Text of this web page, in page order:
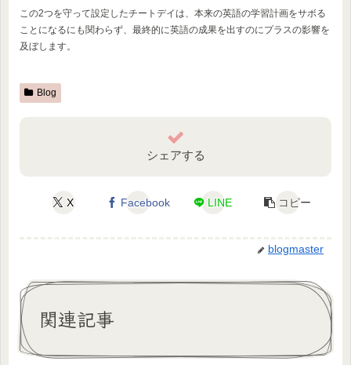
この2つを守って設定したチートデイは、本来の英語の学習計画をサボる
ことになるにも関わらず、最終的に英語の成果を出すのにプラスの影響を
及ぼします。
Blog
シェアする
X Facebook LINE コピー
blogmaster
関連記事